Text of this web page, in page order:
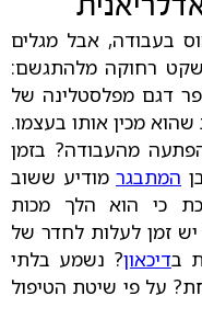
בעבודה, אבל מגלים
רחוקה מלהתגשם:
דגם מפלסטלינה של
מכין אותו בעצמו.
מהעבודה? בזמן
המתבגר מודיע ששוב
כי הוא הלך מכות
זמן לעלות לחדר של
בדיכאון? נשמע בלתי
על פי שיטת הטיפול